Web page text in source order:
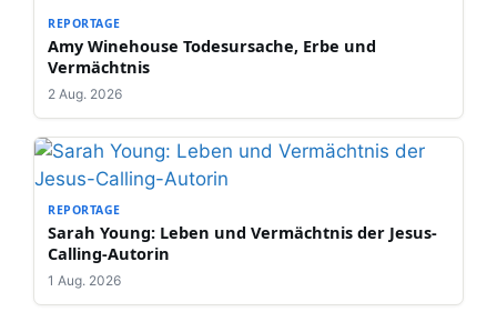
REPORTAGE
Amy Winehouse Todesursache, Erbe und
Vermächtnis
2 Aug. 2026
REPORTAGE
Sarah Young: Leben und Vermächtnis der Jesus-
Calling-Autorin
1 Aug. 2026